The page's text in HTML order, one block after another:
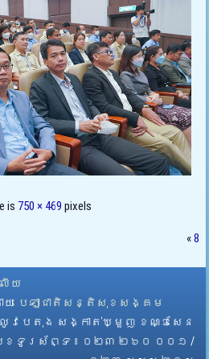
is 750 × 469 pixels
«8
ើយ
យ​ បេឡាជាតិសន្តិសុខសង្គម
លូវបេតុង សង្កាត់ឃ្មួញ ខណ្ឌសែន
េខទូរស័ព្ទ ៖ ០២៣ ២៦០ ០០១ /